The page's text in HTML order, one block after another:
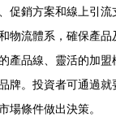
促銷方案和線上引流
物流體系，確保產品
產品線、靈活的加盟
牌。投資者可通過
場條件做出決策。